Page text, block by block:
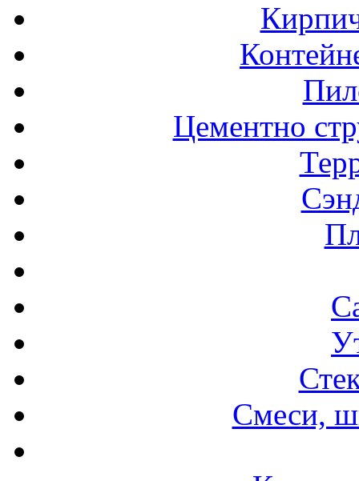
Цементно
Смеси,